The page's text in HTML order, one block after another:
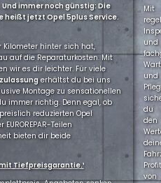
immer noch günstig: Die
jetzt Opel 5plus Service.
Kilometer hinter sich hat,
auf die Reparaturkosten. Mit
wir es dir leichter. Für viele
erhältst du bei uns
Montage zu sensationellen
immer richtig. Denn egal, ob
reduzierten Opel
Teilen
bieten dir beide
Tiefpreisgarantie.¹
Mit
und
und
du
den
von